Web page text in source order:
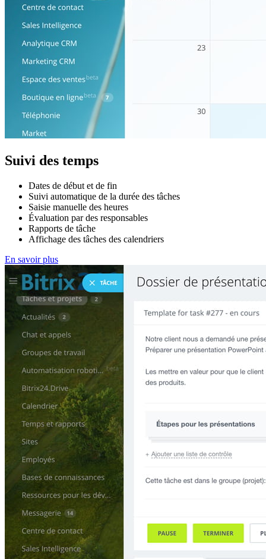
Suivi des temps
Dates de début et de fin
Suivi automatique de la durée des tâches
Saisie manuelle des heures
Évaluation par des responsables
Rapports de tâche
Affichage des tâches des calendriers
En savoir plus